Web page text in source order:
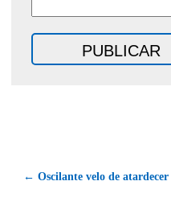
← Oscilante velo de atardecer